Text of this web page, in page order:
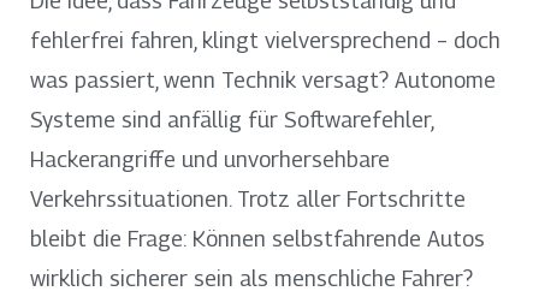
fehlerfrei fahren, klingt vielversprechend – doch
was passiert, wenn Technik versagt? Autonome
Systeme sind anfällig für Softwarefehler,
Hackerangriffe und unvorhersehbare
Verkehrssituationen. Trotz aller Fortschritte
bleibt die Frage: Können selbstfahrende Autos
wirklich sicherer sein als menschliche Fahrer?